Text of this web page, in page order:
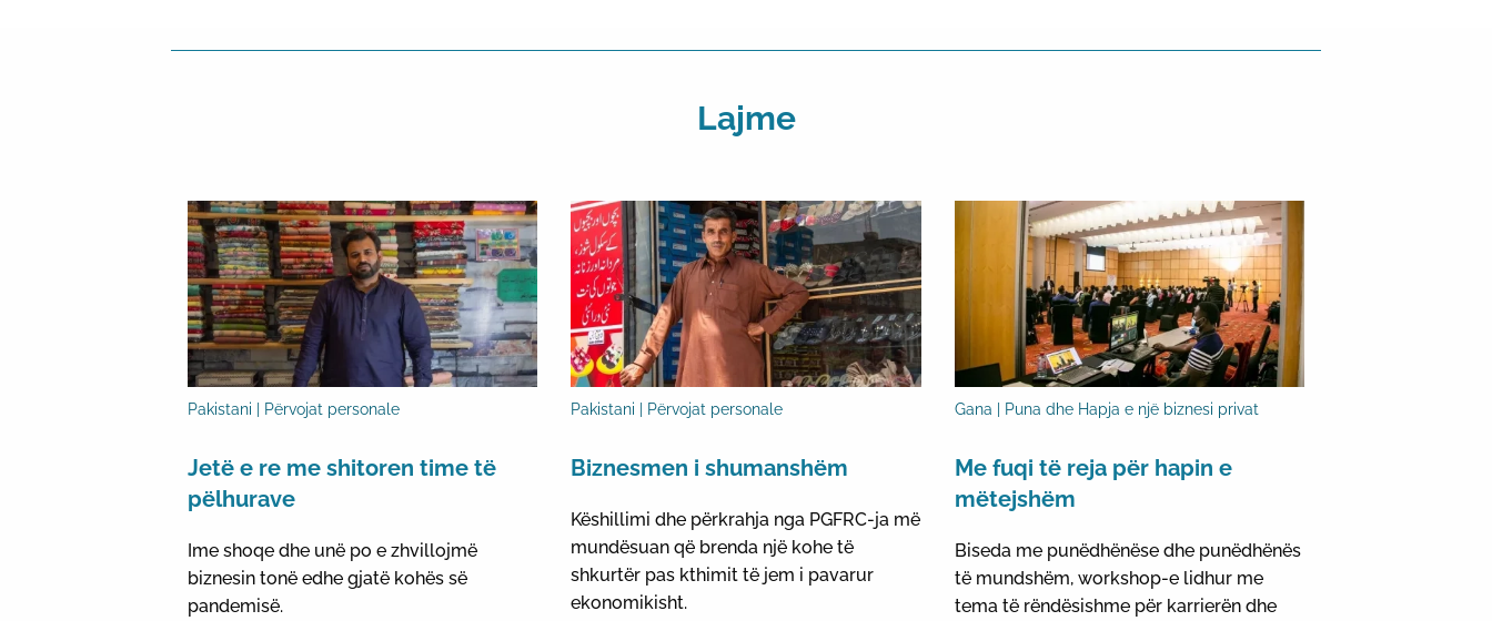
Lajme
Pakistani | Përvojat personale
Jetë e re me shitoren time të
pëlhurave
Ime shoqe dhe unë po e zhvillojmë
biznesin tonë edhe gjatë kohës së
pandemisë.
Pakistani | Përvojat personale
Biznesmen i shumanshëm
Këshillimi dhe përkrahja nga PGFRC-ja më
mundësuan që brenda një kohe të
shkurtër pas kthimit të jem i pavarur
ekonomikisht.
Gana | Puna dhe Hapja e një biznesi privat
Me fuqi të reja për hapin e
mëtejshëm
Biseda me punëdhënëse dhe punëdhënës
të mundshëm, workshop-e lidhur me
tema të rëndësishme për karrierën dhe